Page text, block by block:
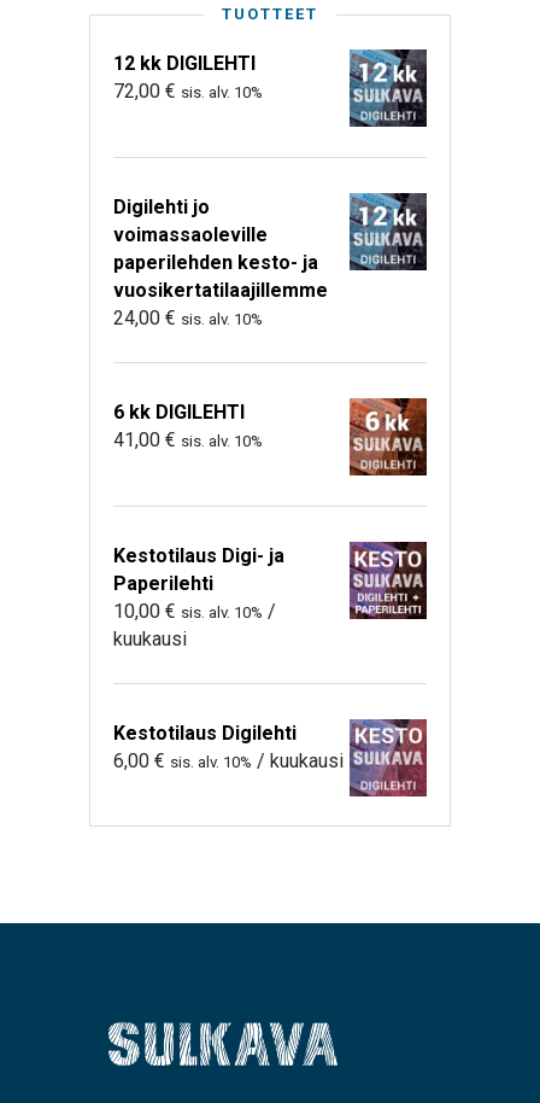
TUOTTEET
12 kk DIGILEHTI
72,00 € sis. alv. 10%
Digilehti jo
voimassaoleville
paperilehden kesto- ja
vuosikertatilaajillemme
24,00 € sis. alv. 10%
6 kk DIGILEHTI
41,00 € sis. alv. 10%
Kestotilaus Digi- ja
Paperilehti
10,00 € sis. alv. 10% /
kuukausi
Kestotilaus Digilehti
6,00 € sis. alv. 10% / kuukausi